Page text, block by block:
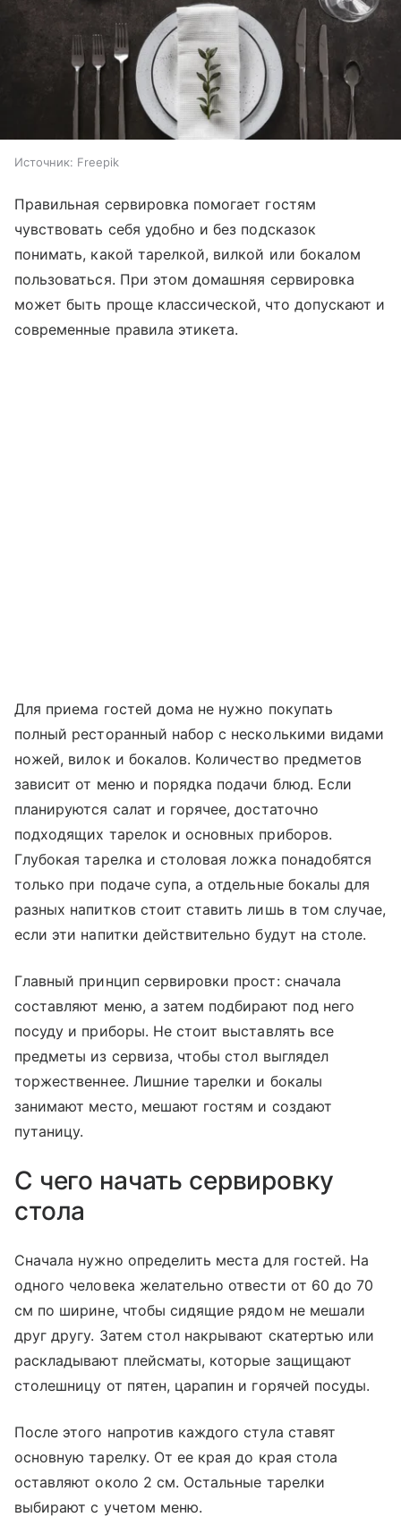
Источник: Freepik
Правильная сервировка помогает гостям
чувствовать себя удобно и без подсказок
понимать, какой тарелкой, вилкой или бокалом
пользоваться. При этом домашняя сервировка
может быть проще классической, что допускают и
современные правила этикета.
Для приема гостей дома не нужно покупать
полный ресторанный набор с несколькими видами
ножей, вилок и бокалов. Количество предметов
зависит от меню и порядка подачи блюд. Если
планируются салат и горячее, достаточно
подходящих тарелок и основных приборов.
Глубокая тарелка и столовая ложка понадобятся
только при подаче супа, а отдельные бокалы для
разных напитков стоит ставить лишь в том случае,
если эти напитки действительно будут на столе.
Главный принцип сервировки прост: сначала
составляют меню, а затем подбирают под него
посуду и приборы. Не стоит выставлять все
предметы из сервиза, чтобы стол выглядел
торжественнее. Лишние тарелки и бокалы
занимают место, мешают гостям и создают
путаницу.
С чего начать сервировку
стола
Сначала нужно определить места для гостей. На
одного человека желательно отвести от 60 до 70
см по ширине, чтобы сидящие рядом не мешали
друг другу. Затем стол накрывают скатертью или
раскладывают плейсматы, которые защищают
столешницу от пятен, царапин и горячей посуды.
После этого напротив каждого стула ставят
основную тарелку. От ее края до края стола
оставляют около 2 см. Остальные тарелки
выбирают с учетом меню.